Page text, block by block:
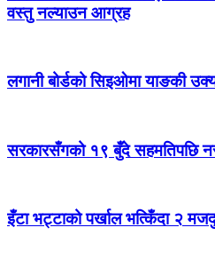
वस्तु नल्याउन आग्रह
लगानी बोर्डको सिइओमा याङकी
सरकारसँगको १९ बुँदे सहमतिपछि
इँटा भट्टाको पर्खाल भत्किँदा २